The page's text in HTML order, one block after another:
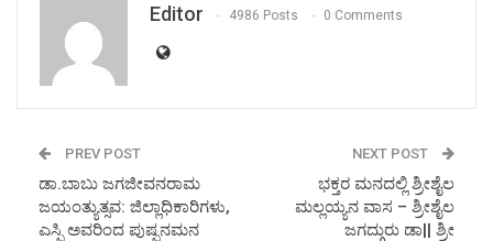
Editor 4986 Posts 0 Comments
PREV POST
ಡಾ.ಬಾಬು ಜಗಜೀವನರಾಮ
ಜಯಂತ್ಯುತ್ಸವ: ಜಿಲ್ಲಾಧಿಕಾರಿಗಳು,
ಎಸ್ಪಿ ಅವರಿಂದ ಪುಷ್ಪನಮನ
NEXT POST
ಭಕ್ತರ ಮನದಲ್ಲಿ ಶ್ರೀಶೈಲ
ಮಲ್ಲಯ್ಯನ ವಾಸ – ಶ್ರೀಶೈಲ
ಜಗದ್ಗುರು ಡಾ|| ಶ್ರೀ